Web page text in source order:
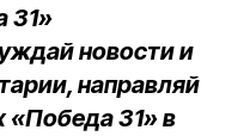
31»
новости и
направляй
«Победа 31» в